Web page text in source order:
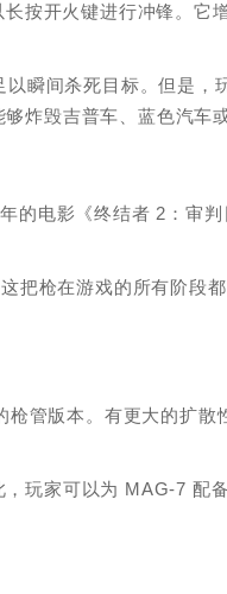
按开火键进行冲锋。它
瞬间杀死目标。但是，
炸毁吉普车、蓝色汽车
的电影《终结者 2：审判
把枪在游戏的所有阶段
管版本。有更大的扩散
玩家可以为 MAG-7 配